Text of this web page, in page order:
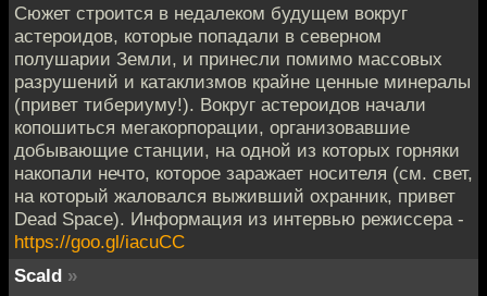
Сюжет строится в недалеком будущем вокруг
астероидов, которые попадали в северном
полушарии Земли, и принесли помимо массовых
разрушений и катаклизмов крайне ценные минералы
(привет тибериуму!). Вокруг астероидов начали
копошиться мегакорпорации, организовавшие
добывающие станции, на одной из которых горняки
накопали нечто, которое заражает носителя (см. свет,
на который жаловался выживший охранник, привет
Dead Space). Информация из интервью режиссера -
https://goo.gl/iacuCC
Scald »